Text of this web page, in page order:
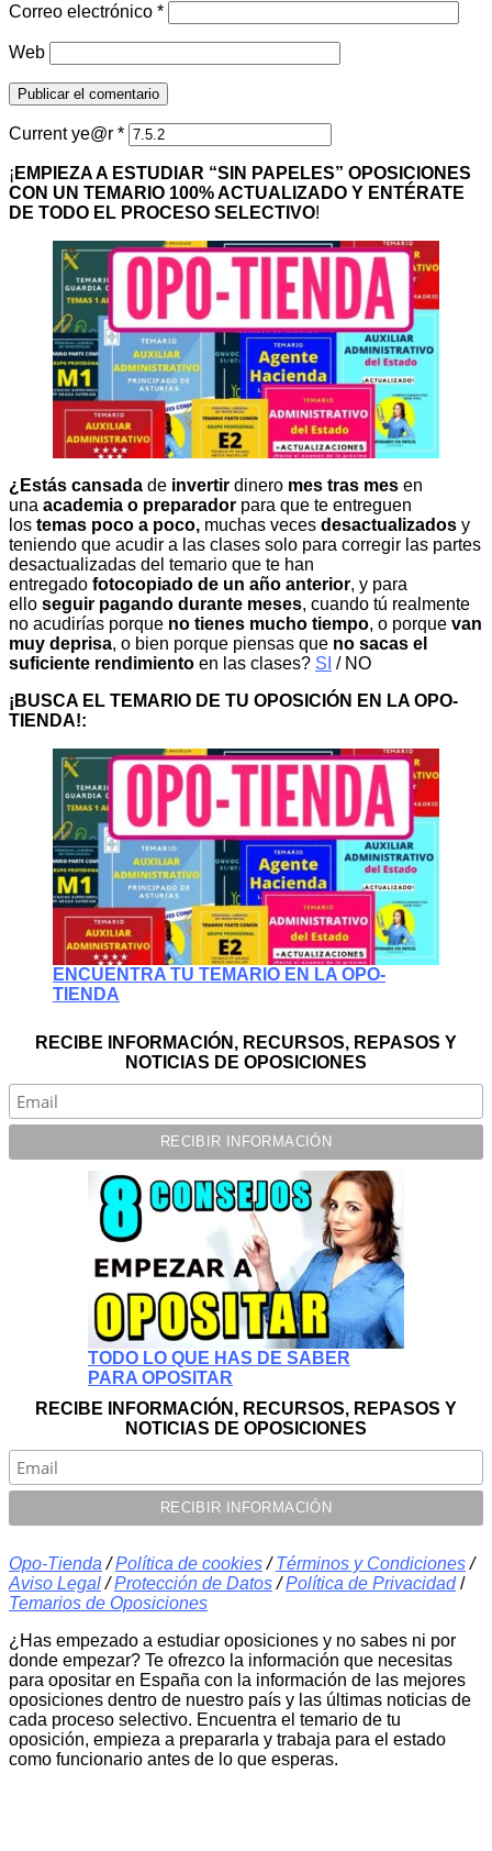
Correo electrónico *
Web
Current ye@r *
¡ EMPIEZA A ESTUDIAR “SIN PAPELES” OPOSICIONES
CON UN TEMARIO 100% ACTUALIZADO Y ENTÉRATE
DE TODO EL PROCESO SELECTIVO!
¿Estás cansada de invertir dinero mes tras mes en
una academia o preparador para que te entreguen
los temas poco a poco, muchas veces desactualizados y
teniendo que acudir a las clases solo para corregir las partes
desactualizadas del temario que te han
entregado fotocopiado de un año anterior, y para
ello seguir pagando durante meses, cuando tú realmente
no acudirías porque no tienes mucho tiempo, o porque van
muy deprisa, o bien porque piensas que no sacas el
suficiente rendimiento en las clases? SI / NO
¡BUSCA EL TEMARIO DE TU OPOSICIÓN EN LA OPO-
TIENDA!:
ENCUENTRA TU TEMARIO EN LA OPO-
TIENDA
RECIBE INFORMACIÓN, RECURSOS, REPASOS Y
NOTICIAS DE OPOSICIONES
TODO LO QUE HAS DE SABER
PARA OPOSITAR
RECIBE INFORMACIÓN, RECURSOS, REPASOS Y
NOTICIAS DE OPOSICIONES
Opo-Tienda /Política de cookies/Términos y Condiciones/
Aviso Legal/Protección de Datos/Política de Privacidad /
Temarios de Oposiciones
¿Has empezado a estudiar oposiciones y no sabes ni por
donde empezar? Te ofrezco la información que necesitas
para opositar en España con la información de las mejores
oposiciones dentro de nuestro país y las últimas noticias de
cada proceso selectivo. Encuentra el temario de tu
oposición, empieza a prepararla y trabaja para el estado
como funcionario antes de lo que esperas.